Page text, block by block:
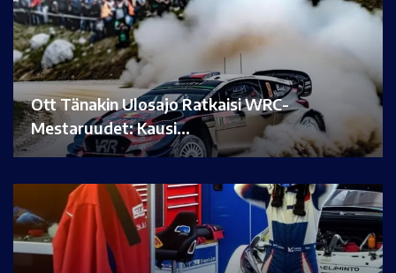
Ott Tänakin Ulosajo Ratkaisi WRC-
Mestaruudet: Kausi…